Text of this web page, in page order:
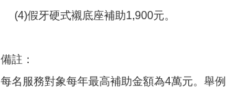
(4)假牙硬式襯底座補助1,900元。
備註：
每名服務對象每年最高補助金額為4萬元。舉